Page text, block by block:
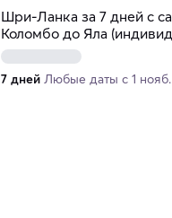
Шри-Ланка за 7 дней с
Коломбо до Яла
7 дней Любые даты с 1